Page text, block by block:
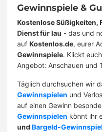
Gewinnspiele &
Kostenlose Süßigkeiten,
Dienst für lau - das und
auf Kostenlos.de, eurer
Gewinnspiele. Klickt
Angebot: Anschauen und
Täglich durchsuchen wir
Gewinnspielen und
auf einen Gewinn
Gewinnspielen könnt ihr
und Bargeld-